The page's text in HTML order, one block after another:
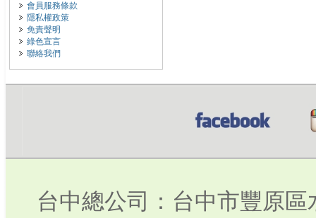
會員服務條款
隱私權政策
免責聲明
綠色宣言
聯絡我們
台中總公司：台中市豐原